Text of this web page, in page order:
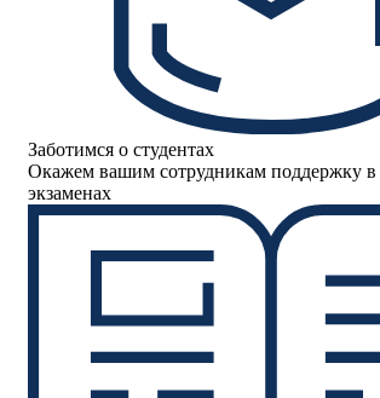
Заботимся о студентах
Окажем вашим сотрудникам поддержку в
экзаменах